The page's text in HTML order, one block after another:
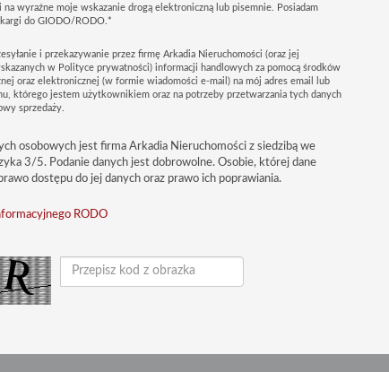
wyraźne moje wskazanie drogą elektroniczną lub pisemnie. Posiadam
do GIODO/RODO.*
i przekazywanie przez firmę Arkadia Nieruchomości (oraz jej
w Polityce prywatności) informacji handlowych za pomocą środków
oraz elektronicznej (w formie wiadomości e-mail) na mój adres email lub
którego jestem użytkownikiem oraz na potrzeby przetwarzania tych danych
sprzedaży.
osobowych jest firma Arkadia Nieruchomości z siedzibą we
3/5. Podanie danych jest dobrowolne. Osobie, której dane
dostępu do jej danych oraz prawo ich poprawiania.
RODO